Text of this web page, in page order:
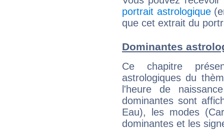
portrait astrologique
que cet extrait du
Dominantes
Ce chapitre
astrologiques du
l'heure de
dominantes sont
Eau), les modes
dominantes et les